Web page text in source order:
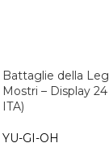
Battaglie della
Mostri – Display
ITA)
YU-GI-OH